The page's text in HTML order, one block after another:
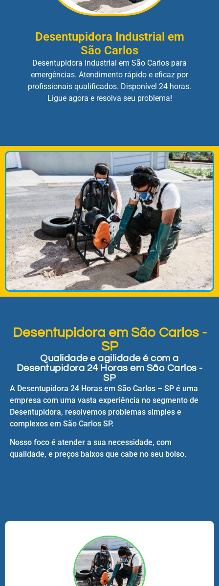
Desentupidora Industrial em
São Carlos
Desentupidora Industrial em São Carlos para
emergências. Atendimento rápido e eficaz por
profissionais qualificados. Disponível 24 horas.
Ligue agora e resolva seu problema!
Desentupidora em São Carlos -
SP
Qualidade e agilidade é com a
Desentupidora 24 Horas em São Carlos -
SP
A Desentupidora 24 Horas em São Carlos – SP é uma
empresa com uma vasta experiência no segmento de
Desentupidora, resolvemos problemas simples e
complexos em São Carlos SP.
Nosso foco é atender a sua necessidade, com
qualidade, e preços baixos que cabe no seu bolso.